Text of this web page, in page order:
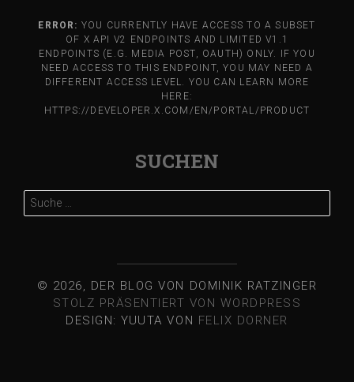
ERROR: YOU CURRENTLY HAVE ACCESS TO A SUBSET
OF X API V2 ENDPOINTS AND LIMITED V1.1
ENDPOINTS (E.G. MEDIA POST, OAUTH) ONLY. IF YOU
NEED ACCESS TO THIS ENDPOINT, YOU MAY NEED A
DIFFERENT ACCESS LEVEL. YOU CAN LEARN MORE
HERE:
HTTPS://DEVELOPER.X.COM/EN/PORTAL/PRODUCT
SUCHEN
© 2026, DER BLOG VON DOMINIK RATZINGER
STOLZ PRÄSENTIERT VON WORDPRESS
DESIGN: YUUTA VON FELIX DORNER